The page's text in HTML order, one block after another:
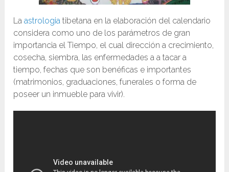
Laastrologia tibetana en la elaboración del calendario
considera como uno de los parámetros de gran
importancia el Tiempo, el cual dirección a crecimiento,
cosecha, siembra, las enfermedades a a tacar a
tiempo, fechas que son benéficas e importantes
(matrimonios, graduaciones, funerales o forma de
poseer un inmueble para vivir).